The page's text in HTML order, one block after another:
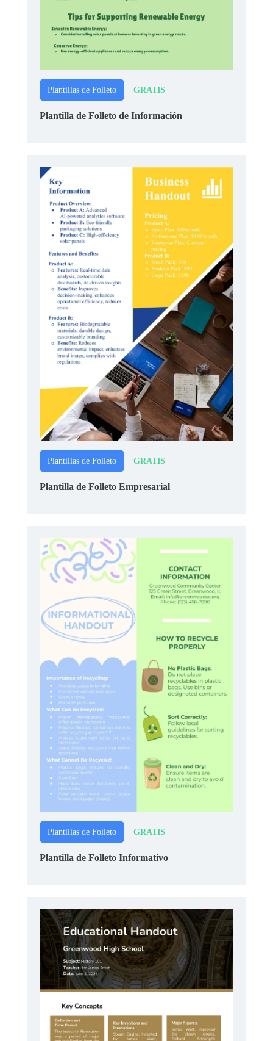
Plantillas de Folleto GRATIS
Plantilla de Folleto de Información
Plantillas de Folleto GRATIS
Plantilla de Folleto Empresarial
Plantillas de Folleto GRATIS
Plantilla de Folleto Informativo